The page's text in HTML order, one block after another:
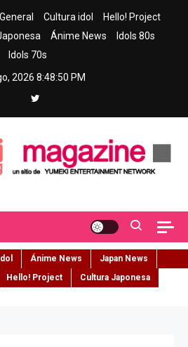
General Cultura idol
Hello! Project
Ánime News
Idols 80s
Idols 70s
2026 8:48:51 PM
Ánime News
Japan News
Hello! Project
Cultura Japonesa